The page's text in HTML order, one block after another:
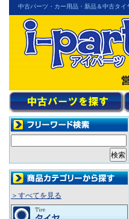
中古パーツ・カー用品・新品＆中古タ
＞すべてを見る